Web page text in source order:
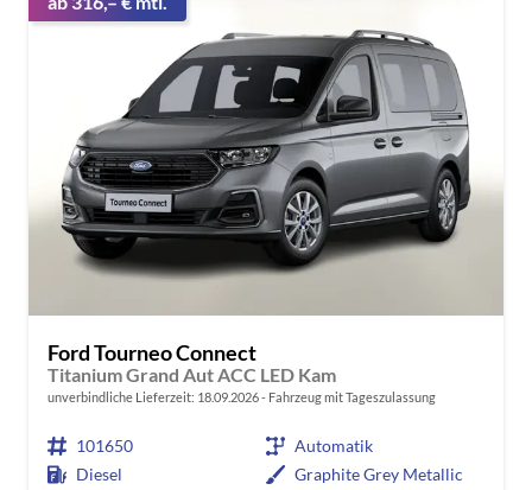
Ford Tourneo Connect
Titanium Grand Aut ACC LED Kam
unverbindliche Lieferzeit: 18.09.2026 Fahrzeug mit Tageszulassung
101650
Automatik
Diesel
Graphite Grey Metallic